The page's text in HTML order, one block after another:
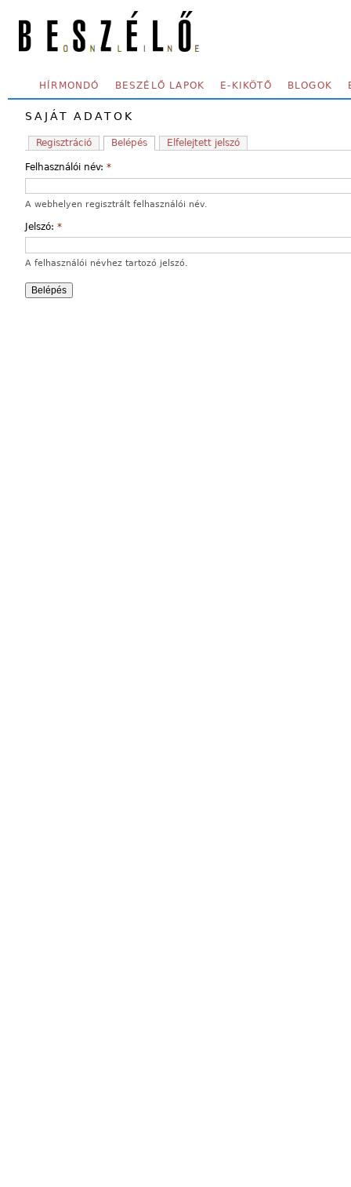
SECONDARY MENU
HÍRMONDÓ BESZÉLŐ LAPOK E-KIKÖTŐ BLOGOK
SAJÁT ADATOK
Regisztráció Belépés Elfelejtett jelszó
Felhasználói név: *
A webhelyen regisztrált felhasználói név.
Jelszó: *
A felhasználói névhez tartozó jelszó.